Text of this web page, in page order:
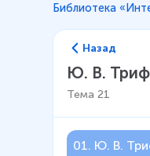
Библиотека
Назад
Ю. В.
Тема 21
01. Ю. В.